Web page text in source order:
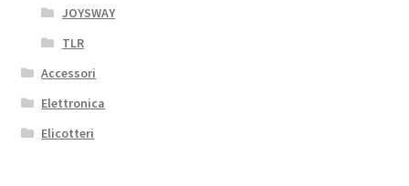
JOYSWAY
TLR
Accessori
Elettronica
Elicotteri